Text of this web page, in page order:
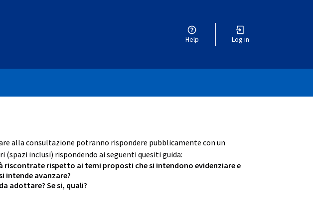
Help Log in
alla consultazione potranno rispondere pubblicamente con un
inclusi) rispondendo ai seguenti quesiti guida:
riscontrate rispetto ai temi proposti che si intendono evidenziare e
intende avanzare?
adottare? Se si, quali?